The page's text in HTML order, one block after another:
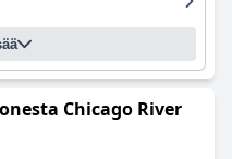
Chicago River